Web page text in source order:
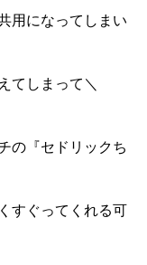
用になってしまい
てしまって＼
の『セドリックち
すぐってくれる可